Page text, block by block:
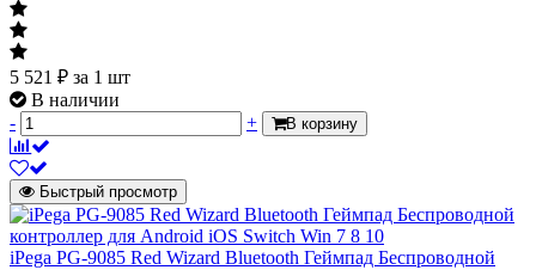
5 521 ₽ за 1 шт
В наличии
-
+ В корзину
Быстрый просмотр
iPega PG-9085 Red Wizard Bluetooth Геймпад Беспроводной